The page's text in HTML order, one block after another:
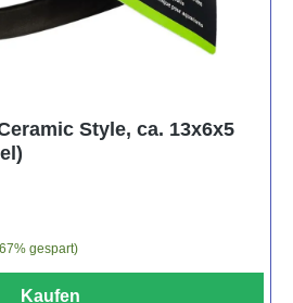
Style, ca. 13x6x5
gespart)
Kaufen